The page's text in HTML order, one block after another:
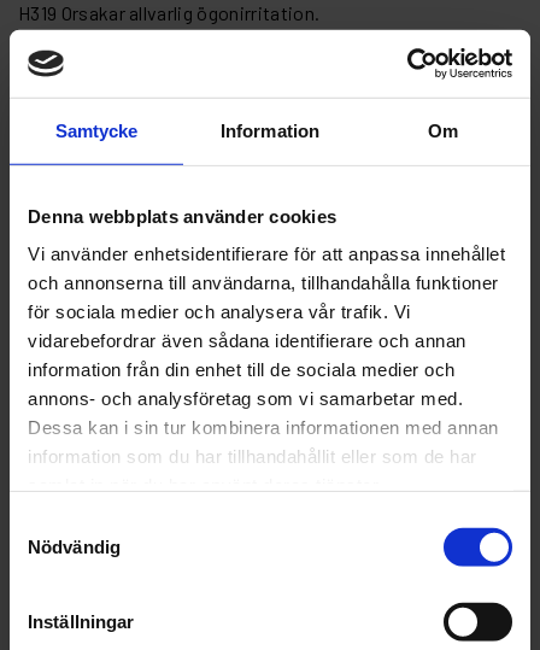
Samtycke Information Om
Denna webbplats använder cookies
Vi använder enhetsidentifierare för att anpassa innehållet
och annonserna till användarna, tillhandahålla funktioner
för sociala medier och analysera vår trafik. Vi
vidarebefordrar även sådana identifierare och annan
information från din enhet till de sociala medier och
annons- och analysföretag som vi samarbetar med.
Dessa kan i sin tur kombinera informationen med annan
information som du har tillhandahållit eller som de har
Nödvändig
Inställningar
H319 Orsakar allvarlig ögonirritation.
Spraymax 400 ml. Svart Blank 1K snabbtorkande täcklack.
Artikelnr: HA680101SM680101 Blank
Finns i lager
Inkl. moms: 162 kr
Fri frakt över 1500kr